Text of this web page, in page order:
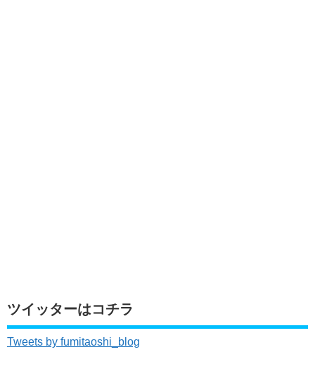
ツイッターはコチラ
Tweets by fumitaoshi_blog